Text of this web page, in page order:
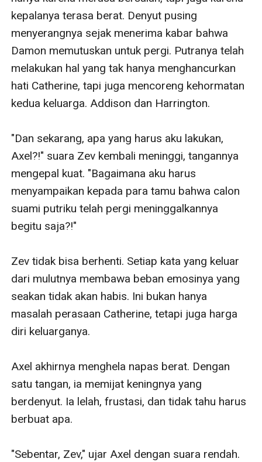
kepalanya terasa berat. Denyut pusing
menyerangnya sejak menerima kabar bahwa
Damon memutuskan untuk pergi. Putranya telah
melakukan hal yang tak hanya menghancurkan
hati Catherine, tapi juga mencoreng kehormatan
kedua keluarga. Addison dan Harrington.
"Dan sekarang, apa yang harus aku lakukan,
Axel?!" suara Zev kembali meninggi, tangannya
mengepal kuat. "Bagaimana aku harus
menyampaikan kepada para tamu bahwa calon
suami putriku telah pergi meninggalkannya
begitu saja?!"
Zev tidak bisa berhenti. Setiap kata yang keluar
dari mulutnya membawa beban emosinya yang
seakan tidak akan habis. Ini bukan hanya
masalah perasaan Catherine, tetapi juga harga
diri keluarganya.
Axel akhirnya menghela napas berat. Dengan
satu tangan, ia memijat keningnya yang
berdenyut. Ia lelah, frustasi, dan tidak tahu harus
berbuat apa.
"Sebentar, Zev," ujar Axel dengan suara rendah.